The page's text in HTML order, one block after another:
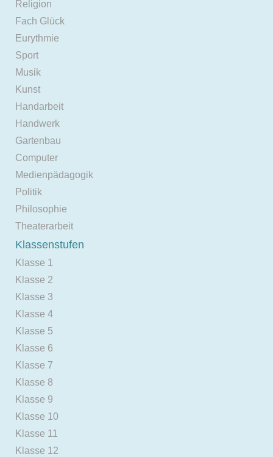
Religion
Fach Glück
Eurythmie
Sport
Musik
Kunst
Handarbeit
Handwerk
Gartenbau
Computer
Medienpädagogik
Politik
Philosophie
Theaterarbeit
Klassenstufen
Klasse 1
Klasse 2
Klasse 3
Klasse 4
Klasse 5
Klasse 6
Klasse 7
Klasse 8
Klasse 9
Klasse 10
Klasse 11
Klasse 12